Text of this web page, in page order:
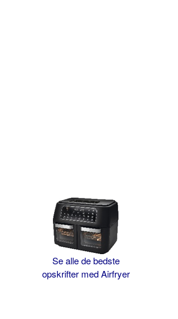
Se alle de bedste
opskrifter med Airfryer